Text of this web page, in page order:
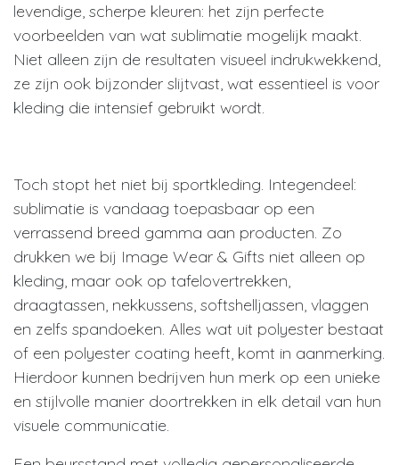
levendige, scherpe kleuren: het zijn perfecte
voorbeelden van wat sublimatie mogelijk maakt.
Niet alleen zijn de resultaten visueel indrukwekkend,
ze zijn ook bijzonder slijtvast, wat essentieel is voor
kleding die intensief gebruikt wordt.
Toch stopt het niet bij sportkleding. Integendeel:
sublimatie is vandaag toepasbaar op een
verrassend breed gamma aan producten. Zo
drukken we bij Image Wear & Gifts niet alleen op
kleding, maar ook op tafelovertrekken,
draagtassen, nekkussens, softshelljassen, vlaggen
en zelfs spandoeken. Alles wat uit polyester bestaat
of een polyester coating heeft, komt in aanmerking.
Hierdoor kunnen bedrijven hun merk op een unieke
en stijlvolle manier doortrekken in elk detail van hun
visuele communicatie.